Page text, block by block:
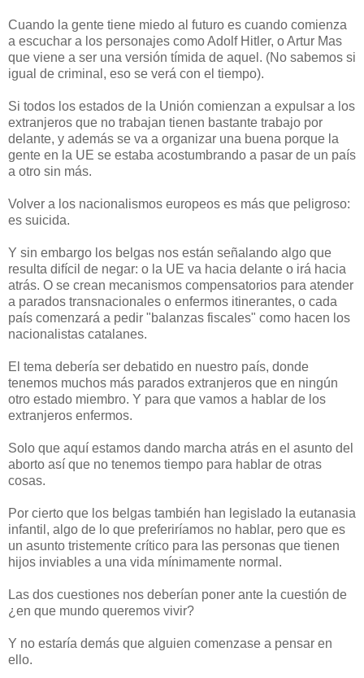
Cuando la gente tiene miedo al futuro es cuando comienza
a escuchar a los personajes como Adolf Hitler, o Artur Mas
que viene a ser una versión tímida de aquel. (No sabemos si
igual de criminal, eso se verá con el tiempo).
Si todos los estados de la Unión comienzan a expulsar a los
extranjeros que no trabajan tienen bastante trabajo por
delante, y además se va a organizar una buena porque la
gente en la UE se estaba acostumbrando a pasar de un país
a otro sin más.
Volver a los nacionalismos europeos es más que peligroso:
es suicida.
Y sin embargo los belgas nos están señalando algo que
resulta difícil de negar: o la UE va hacia delante o irá hacia
atrás. O se crean mecanismos compensatorios para atender
a parados transnacionales o enfermos itinerantes, o cada
país comenzará a pedir "balanzas fiscales" como hacen los
nacionalistas catalanes.
El tema debería ser debatido en nuestro país, donde
tenemos muchos más parados extranjeros que en ningún
otro estado miembro. Y para que vamos a hablar de los
extranjeros enfermos.
Solo que aquí estamos dando marcha atrás en el asunto del
aborto así que no tenemos tiempo para hablar de otras
cosas.
Por cierto que los belgas también han legislado la eutanasia
infantil, algo de lo que preferiríamos no hablar, pero que es
un asunto tristemente crítico para las personas que tienen
hijos inviables a una vida mínimamente normal.
Las dos cuestiones nos deberían poner ante la cuestión de
¿en que mundo queremos vivir?
Y no estaría demás que alguien comenzase a pensar en
ello.